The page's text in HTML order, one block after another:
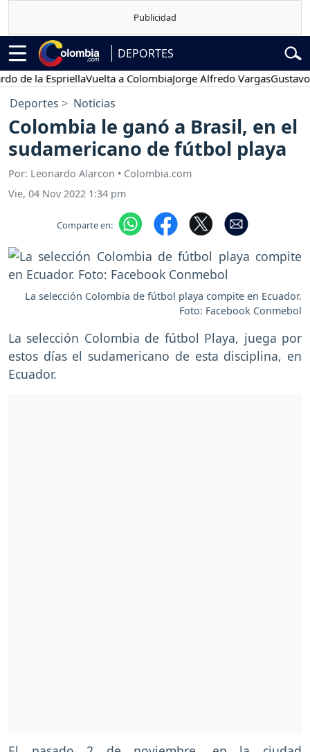
DEPORTES
la EspriellaVuelta a ColombiaJorge Alfredo VargasGustavo Petro
Deportes Noticias
Colombia le ganó a Brasil, en el
sudamericano de fútbol playa
Por: Leonardo Alarcon • Colombia.com
Vie, 04 Nov 2022 1:34 pm
Comparte en:
La selección Colombia de fútbol playa compite en Ecuador.
Foto: Facebook Conmebol
La selección Colombia de fútbol Playa, juega por
estos días el sudamericano de esta disciplina, en
Ecuador.